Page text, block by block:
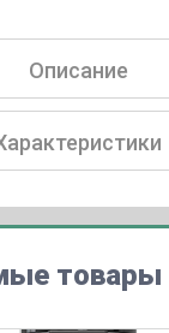
Описание
товары